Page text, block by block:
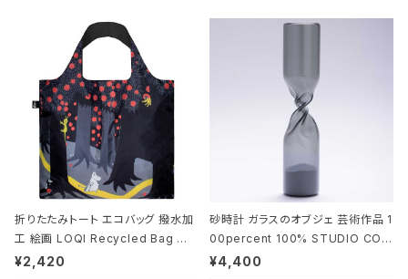
折りたたみトート エコバッグ 撥水加
工 絵画 LOQI Recycled Bag ロ
ーキー 大きめ トートバッグ MOOMI
¥2,420
砂時計 ガラスのオブジェ 芸術作品 1
00percent 100% STUDIO COH
AKU Timeless 100パーセント ス
¥4,400